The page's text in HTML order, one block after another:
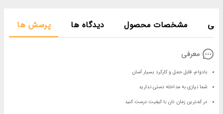
مشخصات محصول دیدگاه ها پرسش ها
معرفی
بادوام، قابل حمل و کارکرد بسیار آسان
شما نیازی به مداخله دستی ندارید
در کمترین زمان نان با کیفیت درست کنید